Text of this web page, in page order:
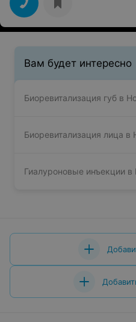
Вам будет интересно
Биоревитализация губ в
Биоревитализация лица в
Гиалуроновые инъекции в